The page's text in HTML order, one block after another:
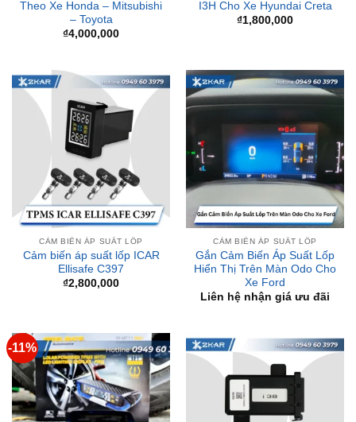
CẢM BIẾN ÁP SUẤT LỐP
Cảm biến áp suất lốp ICAR
Ellisafe C397
₫2,800,000
Gắn Cảm Biến Áp Suất Lốp
Hiển Thị Trên Màn Odo Cho
Xe Ford
Liên hệ nhận giá ưu đãi